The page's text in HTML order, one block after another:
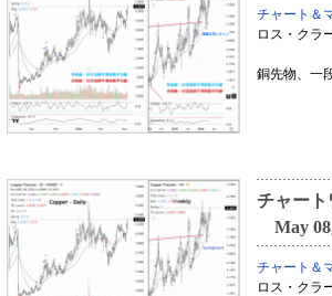
チャート＆
ロス・クラ
銅先物、一
チャー
May
チャート＆
ロス・クラ